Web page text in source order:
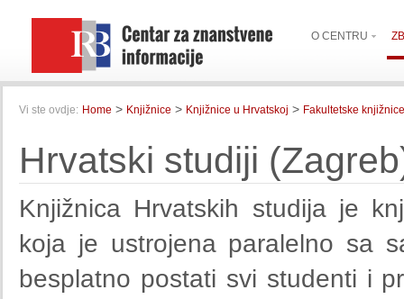
O CENTRU
Vi ste ovdje: Home > Knjižnice > Knjižnice u Hrvatskoj > Fakultetske knjižnice
Hrvatski studiji
Knjižnica Hrvatskih studija je
koja je ustrojena paralelno sa
besplatno postati svi studenti i